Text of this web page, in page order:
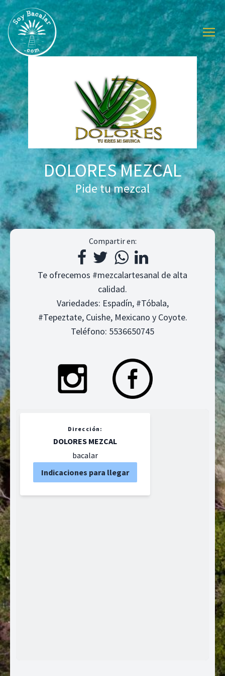
DOLORES MEZCAL
Pide tu mezcal
Compartir en:
Te ofrecemos #mezcalartesanal de alta
calidad.
Variedades: Espadín, #Tóbala,
#Tepeztate, Cuishe, Mexicano y Coyote.
Teléfono: 5536650745
Dirección:
DOLORES MEZCAL
bacalar
Indicaciones para llegar